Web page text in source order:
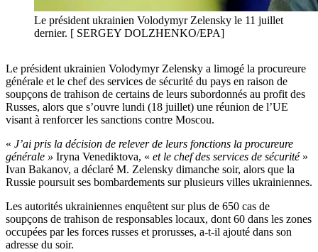
Le président ukrainien Volodymyr Zelensky le 11 juillet
dernier. [ SERGEY DOLZHENKO/EPA]
Le président ukrainien Volodymyr Zelensky a limogé la procureure
générale et le chef des services de sécurité du pays en raison de
soupçons de trahison de certains de leurs subordonnés au profit des
Russes, alors que s’ouvre lundi (18 juillet) une réunion de l’UE
visant à renforcer les sanctions contre Moscou.
« J’ai pris la décision de relever de leurs fonctions la procureure
générale » Iryna Venediktova, « et le chef des services de sécurité»
Ivan Bakanov, a déclaré M. Zelensky dimanche soir, alors que la
Russie poursuit ses bombardements sur plusieurs villes ukrainiennes.
Les autorités ukrainiennes enquêtent sur plus de 650 cas de
soupçons de trahison de responsables locaux, dont 60 dans les zones
occupées par les forces russes et prorusses, a-t-il ajouté dans son
adresse du soir.